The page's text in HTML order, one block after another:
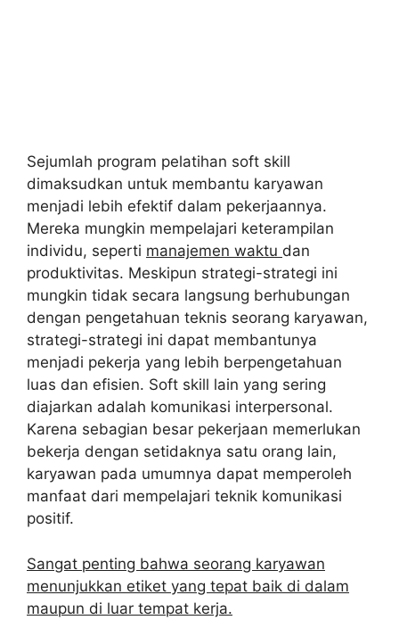
Sejumlah program pelatihan soft skill
dimaksudkan untuk membantu karyawan
menjadi lebih efektif dalam pekerjaannya.
Mereka mungkin mempelajari keterampilan
individu, seperti manajemen waktu dan
produktivitas. Meskipun strategi-strategi ini
mungkin tidak secara langsung berhubungan
dengan pengetahuan teknis seorang karyawan,
strategi-strategi ini dapat membantunya
menjadi pekerja yang lebih berpengetahuan
luas dan efisien. Soft skill lain yang sering
diajarkan adalah komunikasi interpersonal.
Karena sebagian besar pekerjaan memerlukan
bekerja dengan setidaknya satu orang lain,
karyawan pada umumnya dapat memperoleh
manfaat dari mempelajari teknik komunikasi
positif.
Sangat penting bahwa seorang karyawan
menunjukkan etiket yang tepat baik di dalam
maupun di luar tempat kerja.